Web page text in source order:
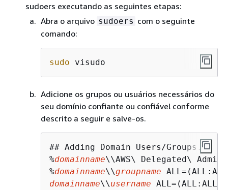
sudoers executando as seguintes etapas:
Abra o arquivo sudoers com o seguinte
comando:
sudo visudo
Adicione os grupos ou usuários necessários do
seu domínio confiante ou confiável conforme
descrito a seguir e salve-os.
## Adding Domain Users/Groups.
%domainname\\AWS\ Delegated\
%domainname\\groupname
domainname\\username ALL=(ALL:ALL)